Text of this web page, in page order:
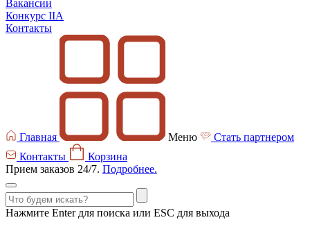
Вакансии
Конкурс IIA
Контакты
Главная Меню
Стать партнером
Контакты
Корзина
Прием заказов 24/7. Подробнее.
Нажмите Enter для поиска или ESC для выхода